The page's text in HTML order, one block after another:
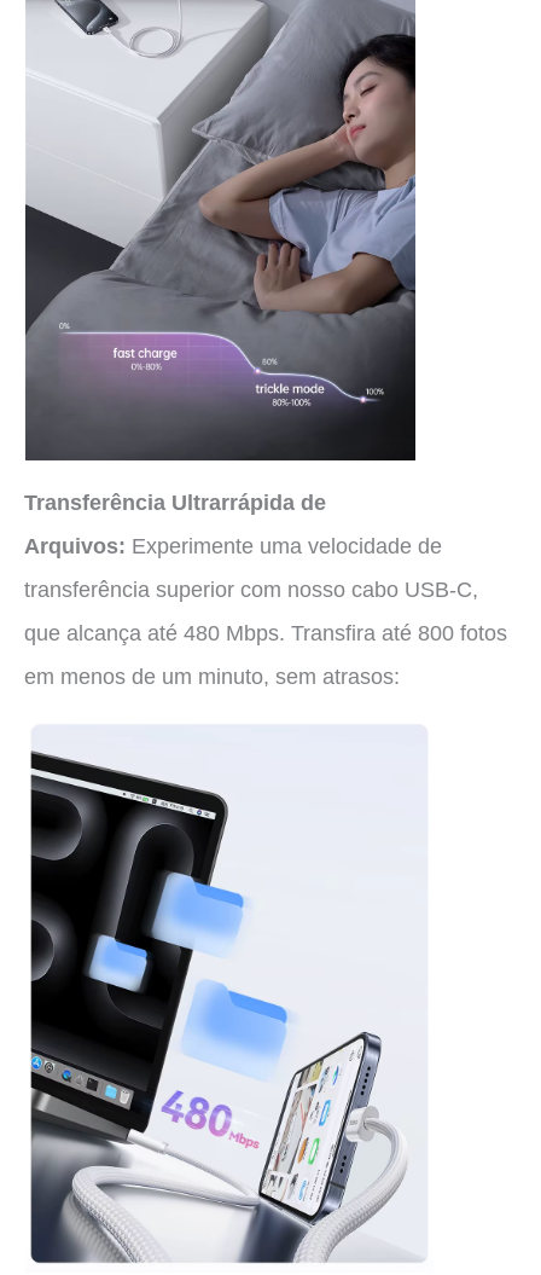
Transferência Ultrarrápida de
Arquivos: Experimente uma velocidade de
transferência superior com nosso cabo USB-C,
que alcança até 480 Mbps. Transfira até 800 fotos
em menos de um minuto, sem atrasos: